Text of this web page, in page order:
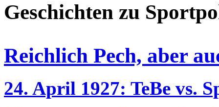
Geschichten zu
Reichlich Pech, aber
24. April 1927: TeBe vs.